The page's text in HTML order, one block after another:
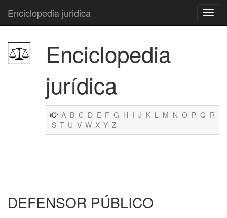
Enciclopedia juridica
Enciclopedia
jurídica
A B C D E F G H I J K L M N O P Q R
S T U V W X Y Z
DEFENSOR PÚBLICO